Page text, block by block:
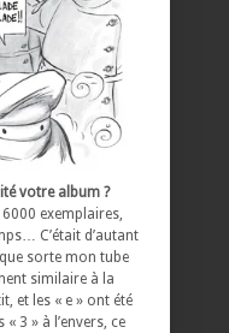
votre album ?
exemplaires,
C’était d’autant
sorte mon tube
similaire à la
et les « e » ont été
3 » à l’envers, ce